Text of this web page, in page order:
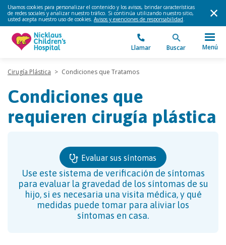
Usamos cookies para personalizar el contenido y los avisos, brindar características
de redes sociales y analizar nuestro tráfico. Si continúa utilizando nuestro sitio,
usted acepta nuestro uso de cookies. Avisos y exenciones de responsabilidad.
Llamar Buscar Menú
Cirugía Plástica > Condiciones que Tratamos
Condiciones que
requieren cirugía plástica
Evaluar sus síntomas
Use este sistema de verificación de síntomas
para evaluar la gravedad de los síntomas de su
hijo, si es necesaria una visita médica, y qué
medidas puede tomar para aliviar los
síntomas en casa.